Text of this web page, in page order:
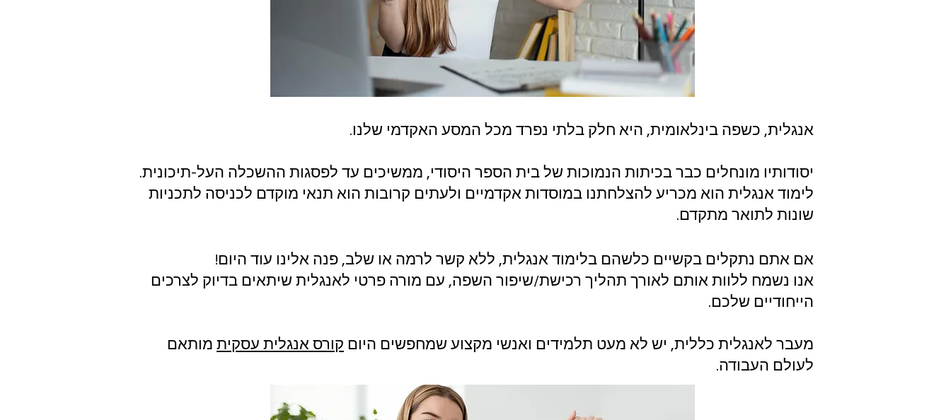
אנגלית, כשפה בינלאומית, היא חלק בלתי נפרד מכל המסע האקדמי שלנו.
יסודותיו מונחלים כבר בכיתות הנמוכות של בית הספר היסודי, ממשיכים עד לפסגות ההשכלה העל-תיכונית.
לימוד אנגלית הוא מכריע להצלחתנו במוסדות אקדמיים ולעתים קרובות הוא תנאי מוקדם לכניסה לתכניות
שונות לתואר מתקדם.
אם אתם נתקלים בקשיים כלשהם בלימוד אנגלית, ללא קשר לרמה או שלב, פנה אלינו עוד היום!
אנו נשמח ללוות אותם לאורך תהליך רכישת/שיפור השפה, עם מורה פרטי לאנגלית שיתאים בדיוק לצרכים
הייחודיים שלכם.
מעבר לאנגלית כללית, יש לא מעט תלמידים ואנשי מקצוע שמחפשים היום קורס אנגלית עסקית מותאם
לעולם העבודה.